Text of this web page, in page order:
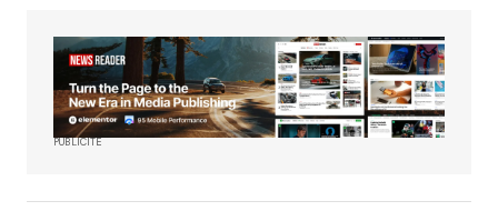
PUBLICITÉ